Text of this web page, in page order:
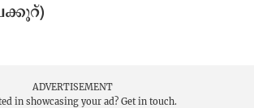
ADVERTISEMENT
in showcasing your ad? Get in touch.